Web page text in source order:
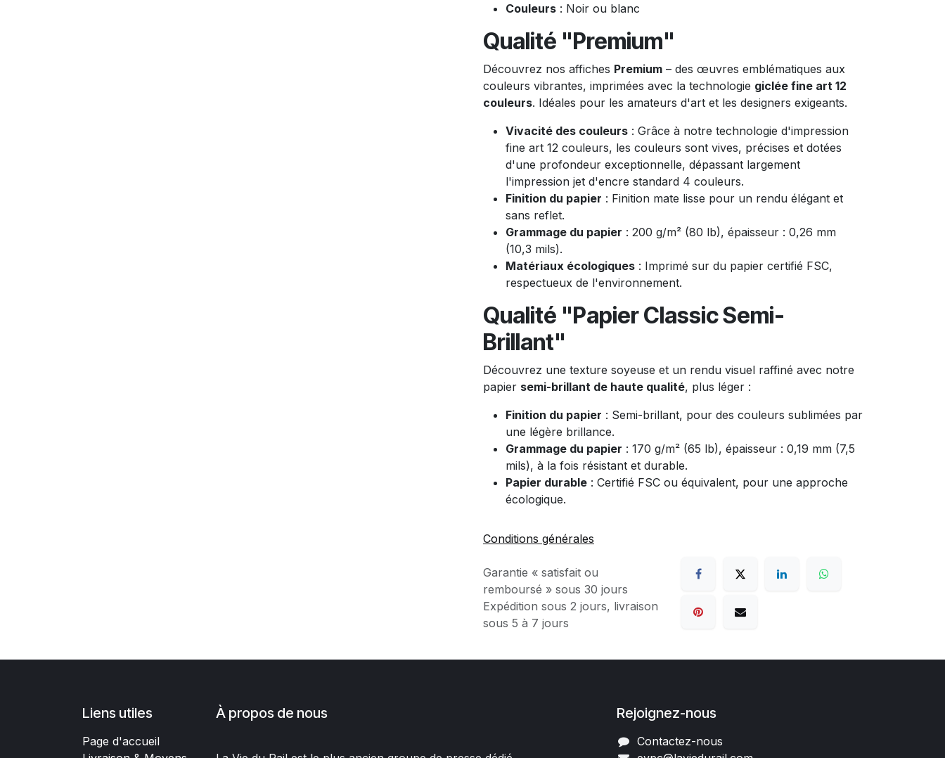
Couleurs : Noir ou blanc
Qualité "Premium"
Découvrez nos affiches Premium – des œuvres emblématiques aux
couleurs vibrantes, imprimées avec la technologie giclée fine art 12
couleurs. Idéales pour les amateurs d'art et les designers exigeants.
Vivacité des couleurs : Grâce à notre technologie d'impression
fine art 12 couleurs, les couleurs sont vives, précises et dotées
d'une profondeur exceptionnelle, dépassant largement
l'impression jet d'encre standard 4 couleurs.
Finition du papier : Finition mate lisse pour un rendu élégant et
sans reflet.
Grammage du papier : 200 g/m² (80 lb), épaisseur : 0,26 mm
(10,3 mils).
Matériaux écologiques : Imprimé sur du papier certifié FSC,
respectueux de l'environnement.
Qualité "Papier Classic Semi-
Brillant"
Découvrez une texture soyeuse et un rendu visuel raffiné avec notre
papier semi-brillant de haute qualité, plus léger :
Finition du papier : Semi-brillant, pour des couleurs sublimées par
une légère brillance.
Grammage du papier : 170 g/m² (65 lb), épaisseur : 0,19 mm (7,5
mils), à la fois résistant et durable.
Papier durable : Certifié FSC ou équivalent, pour une approche
écologique.
Conditions générales
Garantie « satisfait ou
remboursé » sous 30 jours
Expédition sous 2 jours, livraison
sous 5 à 7 jours
Liens utiles
Page d'accueil
À propos de nous Rejoignez-nous
Contactez-nous